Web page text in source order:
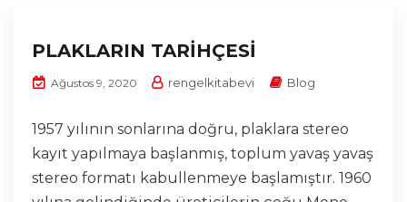
PLAKLARIN TARİHÇESİ
Ağustos 9, 2020 rengelkitabevi Blog
1957 yılının sonlarına doğru, plaklara stereo
kayıt yapılmaya başlanmış, toplum yavaş yavaş
stereo formatı kabullenmeye başlamıştır. 1960